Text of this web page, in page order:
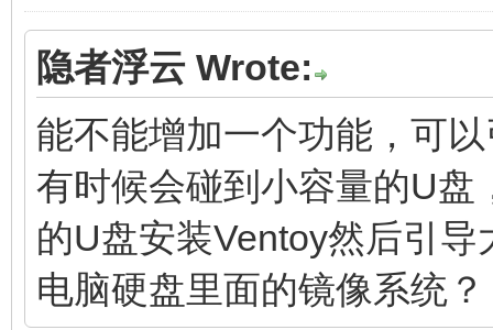
隐者浮云 Wrote:
能不能增加一个功能，可
有时候会碰到小容量的U
的U盘安装Ventoy然后引
电脑硬盘里面的镜像系统？